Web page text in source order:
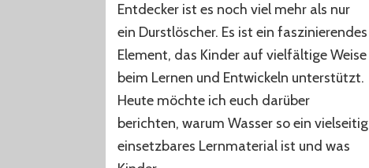
Lernabenteuer
für
Kinder
Entdecker ist es noch viel mehr als nur
ein Durstlöscher. Es ist ein faszinierendes
Element, das Kinder auf vielfältige Weise
beim Lernen und Entwickeln unterstützt.
Heute möchte ich euch darüber
berichten, warum Wasser so ein vielseitig
einsetzbares Lernmaterial ist und was